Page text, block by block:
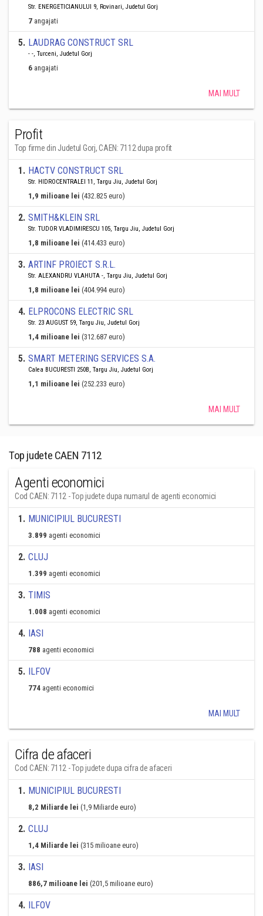
Str. ENERGETICIANULUI 9, Rovinari, Judetul Gorj
7 angajati
5. LAUDRAG CONSTRUCT SRL
- -, Turceni, Judetul Gorj
6 angajati
MAI MULT
Profit
Top firme din Judetul Gorj, CAEN: 7112 dupa profit
1. HACTV CONSTRUCT SRL
Str. HIDROCENTRALEI 11, Targu Jiu, Judetul Gorj
1,9 milioane lei (432.825 euro)
2. SMITH&KLEIN SRL
Str. TUDOR VLADIMIRESCU 105, Targu Jiu, Judetul Gorj
1,8 milioane lei (414.433 euro)
3. ARTINF PROIECT S.R.L.
Str. ALEXANDRU VLAHUTA -, Targu Jiu, Judetul Gorj
1,8 milioane lei (404.994 euro)
4. ELPROCONS ELECTRIC SRL
Str. 23 AUGUST 59, Targu Jiu, Judetul Gorj
1,4 milioane lei (312.687 euro)
5. SMART METERING SERVICES S.A.
Calea BUCURESTI 250B, Targu Jiu, Judetul Gorj
1,1 milioane lei (252.233 euro)
MAI MULT
Top judete CAEN 7112
Agenti economici
Cod CAEN: 7112 - Top judete dupa numarul de agenti economici
1. MUNICIPIUL BUCURESTI
3.899 agenti economici
2. CLUJ
1.399 agenti economici
3. TIMIS
1.008 agenti economici
4. IASI
788 agenti economici
5. ILFOV
774 agenti economici
MAI MULT
Cifra de afaceri
Cod CAEN: 7112 - Top judete dupa cifra de afaceri
1. MUNICIPIUL BUCURESTI
8,2 Miliarde lei (1,9 Miliarde euro)
2. CLUJ
1,4 Miliarde lei (315 milioane euro)
3. IASI
886,7 milioane lei (201,5 milioane euro)
4. ILFOV